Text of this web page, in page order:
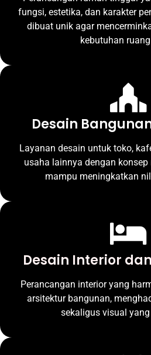
fungsi, estetika, dan karakter
dibuat unik agar
kebutuhan
Desain
Layanan desain untuk toko,
usaha lainnya dengan konsep
mampu meningkatkan
Desain Interior
Perancangan interior yang
arsitektur bangunan,
sekaligus visual